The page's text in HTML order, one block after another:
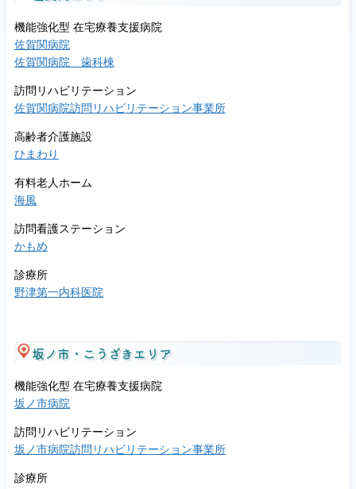
機能強化型 在宅療養支援病院
佐賀関病院
佐賀関病院 歯科棟
訪問リハビリテーション
佐賀関病院訪問リハビリテーション事業所
高齢者介護施設
ひまわり
有料老人ホーム
海風
訪問看護ステーション
かもめ
診療所
野津第一内科医院
坂ノ市・こうざきエリア
機能強化型 在宅療養支援病院
坂ノ市病院
訪問リハビリテーション
坂ノ市病院訪問リハビリテーション事業所
診療所